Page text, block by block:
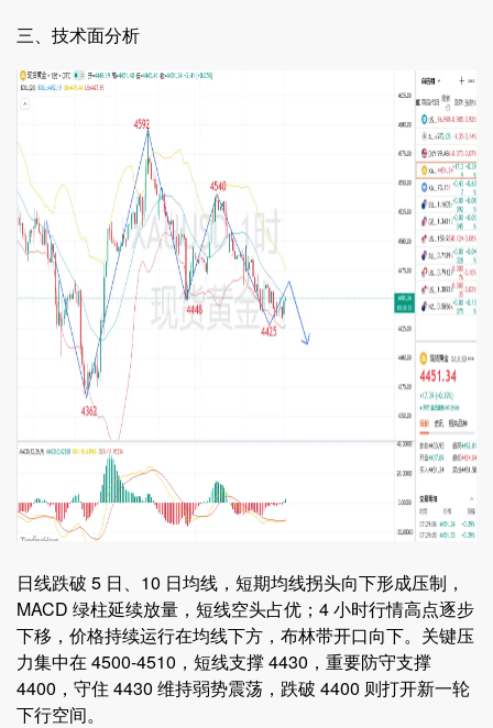
三、技术面分析
日线跌破 5 日、10 日均线，短期均线拐头向下形成压制，
MACD 绿柱延续放量，短线空头占优；4 小时行情高点逐步
下移，价格持续运行在均线下方，布林带开口向下。关键压
力集中在 4500-4510，短线支撑 4430，重要防守支撑
4400，守住 4430 维持弱势震荡，跌破 4400 则打开新一轮
下行空间。